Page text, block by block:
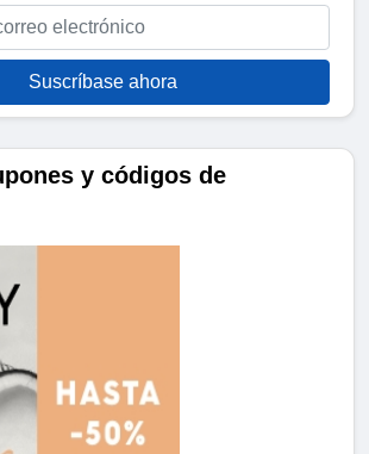
Suscríbase ahora
y códigos de